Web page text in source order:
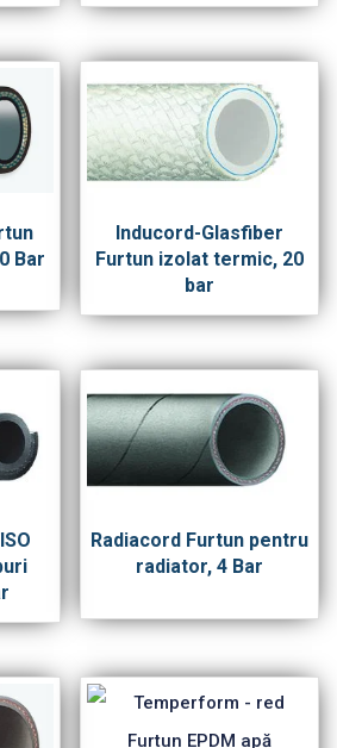
Bar
Inducord-Glasfiber
Furtun izolat termic, 20
bar
Radiacord Furtun pentru
radiator, 4 Bar